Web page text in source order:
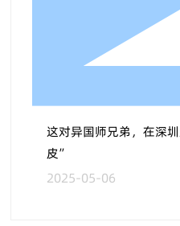
这对异国师兄弟，在深
皮”
2025-05-06